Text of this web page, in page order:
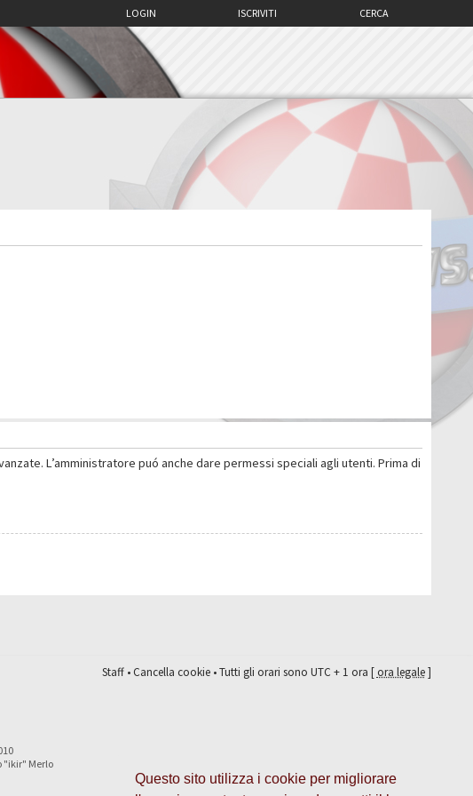
Questo sito utilizza i cookie per migliorare
CERCA
ISCRIVITI
LOGIN
L’amministratore puó anche dare permessi speciali agli utenti. Prima di
Staff•Cancella cookie• Tutti gli orari sono UTC + 1 ora [ora legale]
"ikir" Merlo